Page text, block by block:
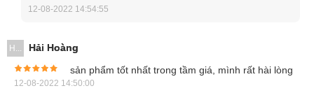
áp 1 chiều 1500V, đo điện trở dải đo rộng từ 600.0 Ω đến
600.0 kΩ… Ngoài ra, model này còn hỗ trợ đo tần số, thông
mạch, đo nhiệt độ K với độ chính xác cao.
12-08-2022 14:54:55
H...
Hải Hoàng
sản phẩm tốt nhất trong tầm giá, mình rất hài lòng
12-08-2022 14:50:00